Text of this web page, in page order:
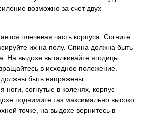
возможно за счет двух
плечевая часть корпуса. Согните
их на полу. Спина должна быть
На выдохе выталкивайте ягодицы
в исходное положение.
быть напряжены.
ноги, согнутые в коленях, корпус
поднимите таз максимально высоко
точке, на выдохе вернитесь в